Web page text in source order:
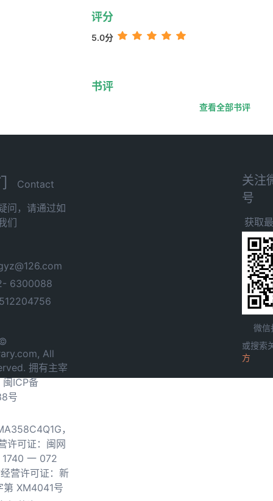
评分
5.0分
书评
查看全部书评
Contact
问，请通过如
们
6300088
All
拥有主宰
闽ICP备
号
，
许可证：闽网
一 072
营许可证：新
第 XM4041号
关注
号
获取
微信
或搜索
方